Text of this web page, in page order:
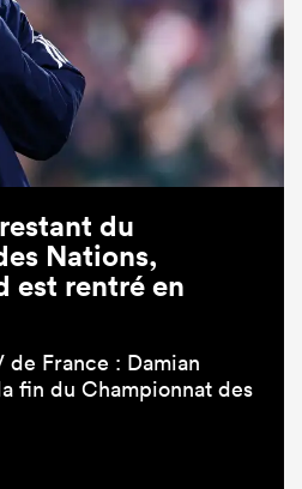
du
Nations,
est rentré en
France : Damian
fin du Championnat des